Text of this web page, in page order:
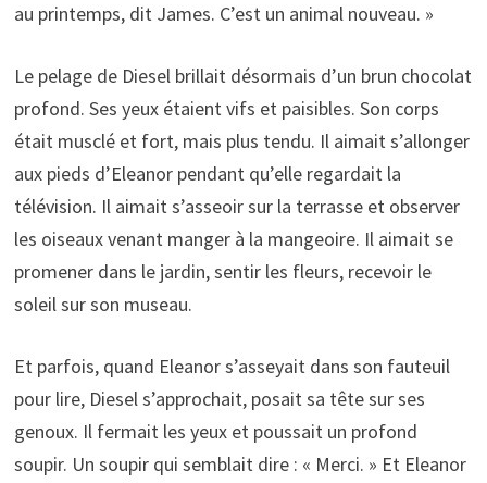
au printemps, dit James. C’est un animal nouveau. »
Le pelage de Diesel brillait désormais d’un brun chocolat
profond. Ses yeux étaient vifs et paisibles. Son corps
était musclé et fort, mais plus tendu. Il aimait s’allonger
aux pieds d’Eleanor pendant qu’elle regardait la
télévision. Il aimait s’asseoir sur la terrasse et observer
les oiseaux venant manger à la mangeoire. Il aimait se
promener dans le jardin, sentir les fleurs, recevoir le
soleil sur son museau.
Et parfois, quand Eleanor s’asseyait dans son fauteuil
pour lire, Diesel s’approchait, posait sa tête sur ses
genoux. Il fermait les yeux et poussait un profond
soupir. Un soupir qui semblait dire : « Merci. » Et Eleanor